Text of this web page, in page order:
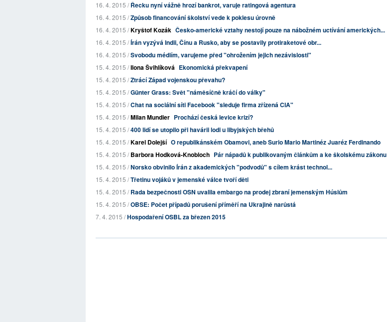
16. 4. 2015 /Řecku nyní vážně hrozí bankrot, varuje ratingová agentura
16. 4. 2015 /Způsob financování školství vede k poklesu úrovně
16. 4. 2015 /Kryštof Kozák Česko-americké vztahy nestojí pouze na nábožném uctívání amerických...
16. 4. 2015 /Írán vyzývá Indii, Čínu a Rusko, aby se postavily protiraketové obr...
16. 4. 2015 /Svobodu médiím, varujeme před "ohrožením jejich nezávislosti"
15. 4. 2015 /Ilona Švihlíková Ekonomická překvapení
15. 4. 2015 /Ztrácí Západ vojenskou převahu?
15. 4. 2015 /Günter Grass: Svět "náměsíčně kráčí do války"
15. 4. 2015 /Chat na sociální síti Facebook "sleduje firma zřízená CIA"
15. 4. 2015 /Milan Mundier Prochází česká levice krizí?
15. 4. 2015 /400 lidí se utopilo při havárii lodi u libyjských břehů
15. 4. 2015 /Karel Dolejší O republikánském Obamovi, aneb Surio Mario Martinéz Juaréz Ferdinando
15. 4. 2015 /Barbora Hodková-Knobloch Pár nápadů k publikovaným článkům a ke školskému zákonu
15. 4. 2015 /Norsko obvinilo Írán z akademických "podvodů" s cílem krást technol...
15. 4. 2015 /Třetinu vojáků v jemenské válce tvoří děti
15. 4. 2015 /Rada bezpečnosti OSN uvalila embargo na prodej zbraní jemenským Húsiům
15. 4. 2015 /OBSE: Počet případů porušení příměří na Ukrajině narůstá
7. 4. 2015 /Hospodaření OSBL za březen 2015